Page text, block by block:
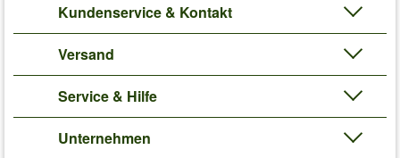
Kundenservice & Kontakt
Versand
Service & Hilfe
Unternehmen